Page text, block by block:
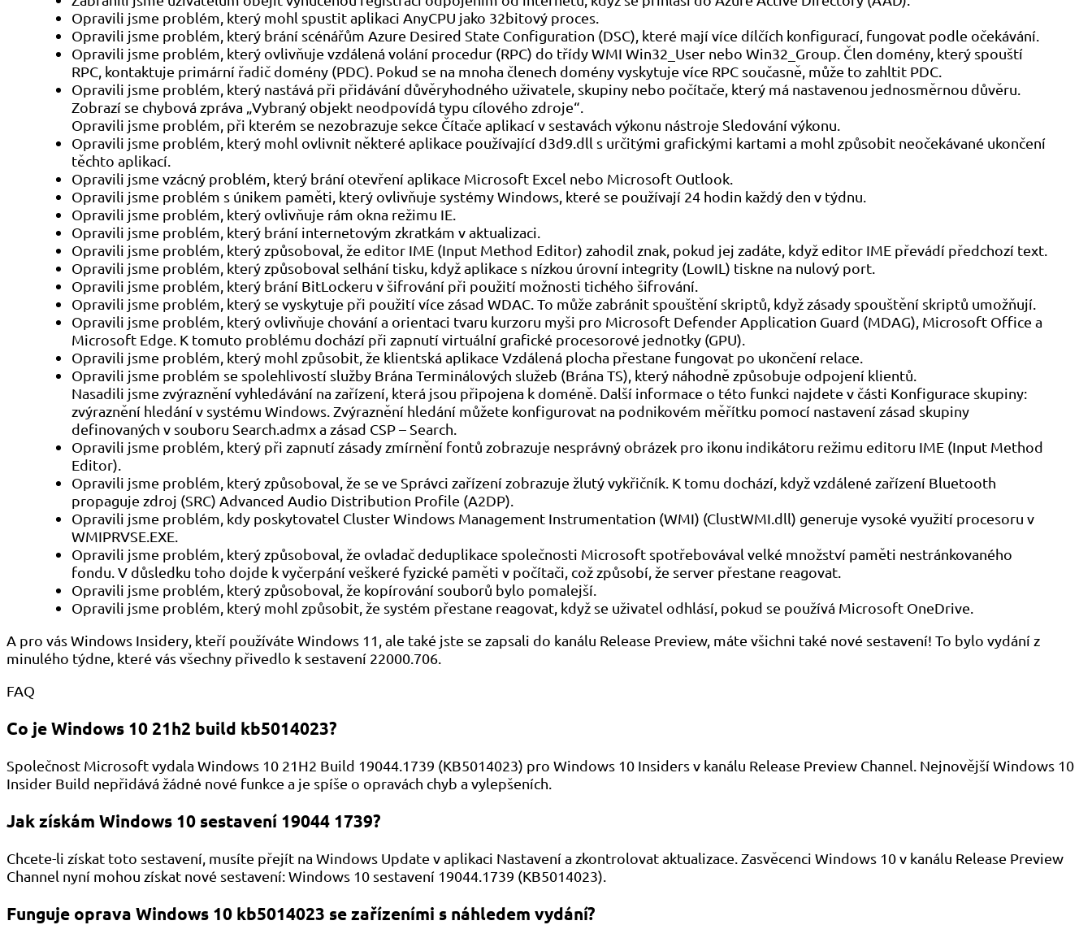
Opravili jsme problém, který mohl spustit aplikaci AnyCPU jako 32bitový proces.
Opravili jsme problém, který brání scénářům Azure Desired State Configuration (DSC), které mají více dílčích konfigurací, fungovat podle očekávání.
Opravili jsme problém, který ovlivňuje vzdálená volání procedur (RPC) do třídy WMI Win32_User nebo Win32_Group. Člen domény, který spouští
RPC, kontaktuje primární řadič domény (PDC). Pokud se na mnoha členech domény vyskytuje více RPC současně, může to zahltit PDC.
Opravili jsme problém, který nastává při přidávání důvěryhodného uživatele, skupiny nebo počítače, který má nastavenou jednosměrnou důvěru.
Zobrazí se chybová zpráva „Vybraný objekt neodpovídá typu cílového zdroje“.
Opravili jsme problém, při kterém se nezobrazuje sekce Čítače aplikací v sestavách výkonu nástroje Sledování výkonu.
Opravili jsme problém, který mohl ovlivnit některé aplikace používající d3d9.dll s určitými grafickými kartami a mohl způsobit neočekávané ukončení
těchto aplikací.
Opravili jsme vzácný problém, který brání otevření aplikace Microsoft Excel nebo Microsoft Outlook.
Opravili jsme problém s únikem paměti, který ovlivňuje systémy Windows, které se používají 24 hodin každý den v týdnu.
Opravili jsme problém, který ovlivňuje rám okna režimu IE.
Opravili jsme problém, který brání internetovým zkratkám v aktualizaci.
Opravili jsme problém, který způsoboval, že editor IME (Input Method Editor) zahodil znak, pokud jej zadáte, když editor IME převádí předchozí text.
Opravili jsme problém, který způsoboval selhání tisku, když aplikace s nízkou úrovní integrity (LowIL) tiskne na nulový port.
Opravili jsme problém, který brání BitLockeru v šifrování při použití možnosti tichého šifrování.
Opravili jsme problém, který se vyskytuje při použití více zásad WDAC. To může zabránit spouštění skriptů, když zásady spouštění skriptů umožňují.
Opravili jsme problém, který ovlivňuje chování a orientaci tvaru kurzoru myši pro Microsoft Defender Application Guard (MDAG), Microsoft Office a
Microsoft Edge. K tomuto problému dochází při zapnutí virtuální grafické procesorové jednotky (GPU).
Opravili jsme problém, který mohl způsobit, že klientská aplikace Vzdálená plocha přestane fungovat po ukončení relace.
Opravili jsme problém se spolehlivostí služby Brána Terminálových služeb (Brána TS), který náhodně způsobuje odpojení klientů.
Nasadili jsme zvýraznění vyhledávání na zařízení, která jsou připojena k doméně. Další informace o této funkci najdete v části Konfigurace skupiny:
zvýraznění hledání v systému Windows. Zvýraznění hledání můžete konfigurovat na podnikovém měřítku pomocí nastavení zásad skupiny
definovaných v souboru Search.admx a zásad CSP – Search.
Opravili jsme problém, který při zapnutí zásady zmírnění fontů zobrazuje nesprávný obrázek pro ikonu indikátoru režimu editoru IME (Input Method
Editor).
Opravili jsme problém, který způsoboval, že se ve Správci zařízení zobrazuje žlutý vykřičník. K tomu dochází, když vzdálené zařízení Bluetooth
propaguje zdroj (SRC) Advanced Audio Distribution Profile (A2DP).
Opravili jsme problém, kdy poskytovatel Cluster Windows Management Instrumentation (WMI) (ClustWMI.dll) generuje vysoké využití procesoru v
WMIPRVSE.EXE.
Opravili jsme problém, který způsoboval, že ovladač deduplikace společnosti Microsoft spotřebovával velké množství paměti nestránkovaného
fondu. V důsledku toho dojde k vyčerpání veškeré fyzické paměti v počítači, což způsobí, že server přestane reagovat.
Opravili jsme problém, který způsoboval, že kopírování souborů bylo pomalejší.
Opravili jsme problém, který mohl způsobit, že systém přestane reagovat, když se uživatel odhlásí, pokud se používá Microsoft OneDrive.
A pro vás Windows Insidery, kteří používáte Windows 11, ale také jste se zapsali do kanálu Release Preview, máte všichni také nové sestavení! To bylo vydání z
minulého týdne, které vás všechny přivedlo k sestavení 22000.706.
FAQ
Co je Windows 10 21h2 build kb5014023?
Společnost Microsoft vydala Windows 10 21H2 Build 19044.1739 (KB5014023) pro Windows 10 Insiders v kanálu Release Preview Channel. Nejnovější Windows 10
Insider Build nepřidává žádné nové funkce a je spíše o opravách chyb a vylepšeních.
Jak získám Windows 10 sestavení 19044 1739?
Chcete-li získat toto sestavení, musíte přejít na Windows Update v aplikaci Nastavení a zkontrolovat aktualizace. Zasvěcenci Windows 10 v kanálu Release Preview
Channel nyní mohou získat nové sestavení: Windows 10 sestavení 19044.1739 (KB5014023).
Funguje oprava Windows 10 kb5014023 se zařízeními s náhledem vydání?